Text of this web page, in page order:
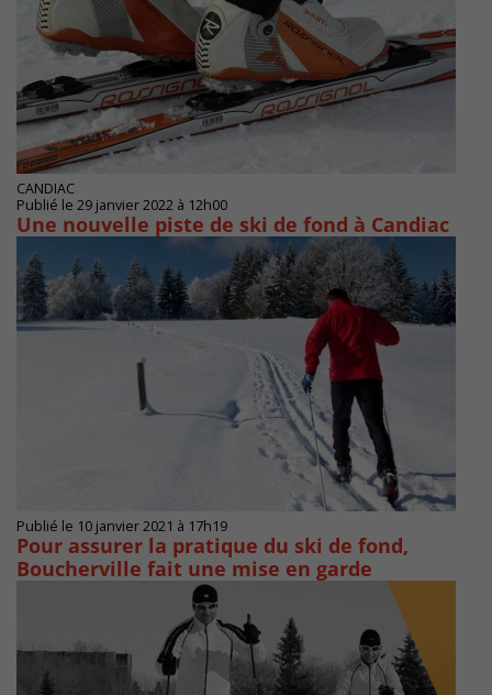
CANDIAC
Publié le 29 janvier 2022 à 12h00
Une nouvelle piste de ski de fond à Candiac
Publié le 10 janvier 2021 à 17h19
Pour assurer la pratique du ski de fond,
Boucherville fait une mise en garde